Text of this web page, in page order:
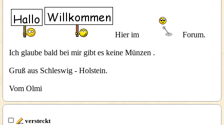
Hier im Forum.
Ich glaube bald bei mir gibt es keine Münzen .
Gruß aus Schleswig - Holstein.
Vom Olmi
versteckt